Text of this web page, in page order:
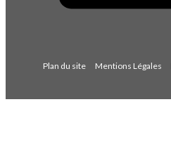
Plan du site Mentions Légales